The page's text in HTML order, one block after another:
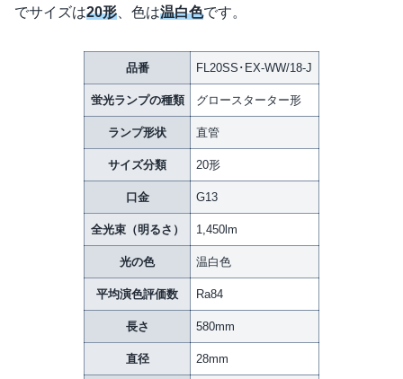
でサイズは20形 、色は温白色です。
品番 FL20SS･EX-WW/18-J
蛍光ランプの種類 グロースターター形
ランプ形状 直管
サイズ分類 20形
口金 G13
全光束（明るさ） 1,450lm
光の色 温白色
平均演色評価数 Ra84
長さ 580mm
直径 28mm